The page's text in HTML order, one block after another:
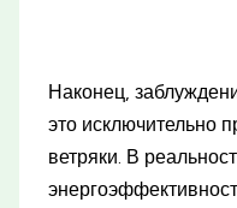
Наконец,
это исключительно
ветряки. В